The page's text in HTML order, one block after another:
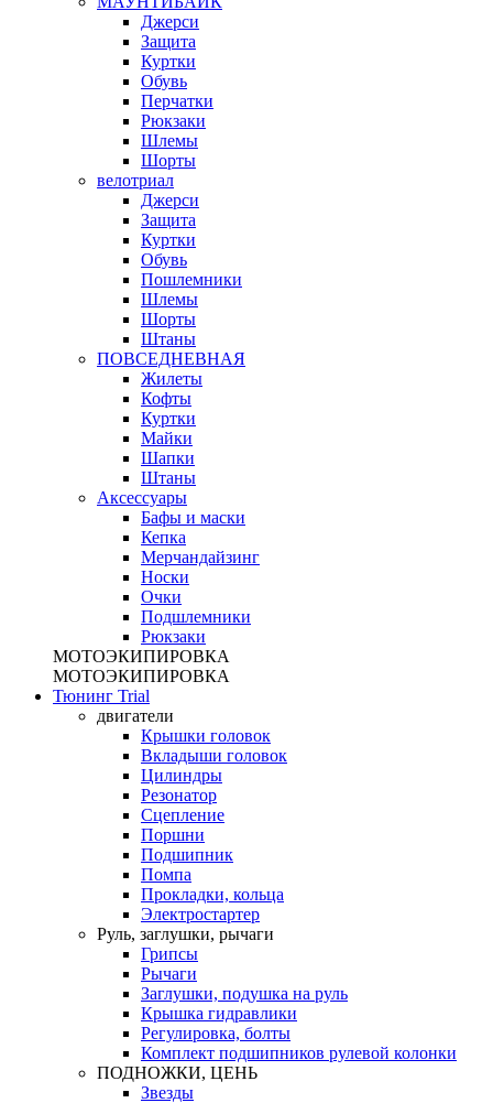
Джерси
Защита
Куртки
Обувь
Перчатки
Рюкзаки
Шлемы
Шорты
велотриал
Джерси
Защита
Куртки
Обувь
Пошлемники
Шлемы
Шорты
Штаны
ПОВСЕДНЕВНАЯ
Жилеты
Кофты
Куртки
Майки
Шапки
Штаны
Аксессуары
Бафы и маски
Кепка
Мерчандайзинг
Носки
Очки
Подшлемники
Рюкзаки
МОТОЭКИПИРОВКА
МОТОЭКИПИРОВКА
Тюнинг Trial
двигатели
Крышки головок
Вкладыши головок
Цилиндры
Резонатор
Сцепление
Поршни
Подшипник
Помпа
Прокладки, кольца
Электростартер
Руль, заглушки, рычаги
Грипсы
Рычаги
Заглушки, подушка на руль
Крышка гидравлики
Регулировка, болты
Комплект подшипников рулевой колонки
ПОДНОЖКИ, ЦЕНЬ
Звезды